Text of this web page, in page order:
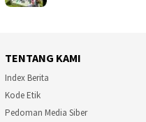
TENTANG KAMI
Index Berita
Kode Etik
Pedoman Media Siber